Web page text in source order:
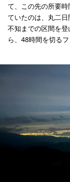
て、この先の所要
ていたのは、丸二
不知までの区間を
ら、48時間を切る